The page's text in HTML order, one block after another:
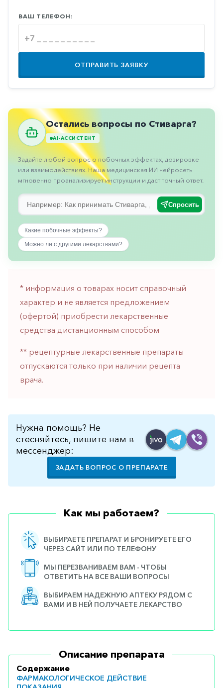
Противовоспалительные
Противогрибковые
Противоопухолевые
Противоподагрические
Противоэпилептические
Прочее
Пульмонология
Сердечные
Сосудистые
Тромбозы
Урология
Ухо-
горло-
нос
Щитовидная
железа
ВАШ ТЕЛЕФОН:
ОТПРАВИТЬ ЗАЯВКУ
Остались вопросы по Стиварга?
AI-АССИСТЕНТ
Задайте любой вопрос о побочных эффектах, дозировке
или взаимодействиях. Наша медицинская ИИ нейросеть
мгновенно проанализирует инструкции и даст точный ответ.
Спросить
Какие побочные эффекты?
Можно ли с другими лекарствами?
* информация о товарах носит справочный
характер и не является предложением
(офертой) приобрести лекарственные
средства дистанционным способом
** рецептурные лекарственные препараты
отпускаются только при наличии рецепта
врача.
Нужна помощь? Не
стесняйтесь, пишите нам в
мессенджер:
ЗАДАТЬ ВОПРОС О ПРЕПАРАТЕ
Как мы работаем?
ВЫБИРАЕТЕ ПРЕПАРАТ И БРОНИРУЕТЕ ЕГО
ЧЕРЕЗ САЙТ ИЛИ ПО ТЕЛЕФОНУ
МЫ ПЕРЕЗВАНИВАЕМ ВАМ - ЧТОБЫ
ОТВЕТИТЬ НА ВСЕ ВАШИ ВОПРОСЫ
ВЫБИРАЕМ НАДЕЖНУЮ АПТЕКУ РЯДОМ С
ВАМИ И В НЕЙ ПОЛУЧАЕТЕ ЛЕКАРСТВО
Описание препарата
Содержание
ФАРМАКОЛОГИЧЕСКОЕ ДЕЙСТВИЕ